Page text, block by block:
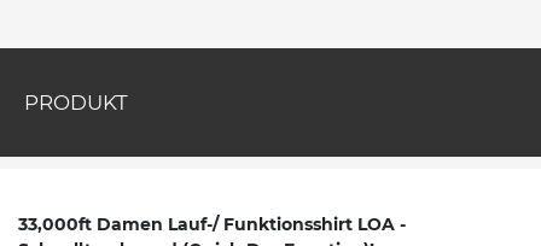
PRODUKT
33,000ft Damen Lauf-/ Funktionsshirt LOA -